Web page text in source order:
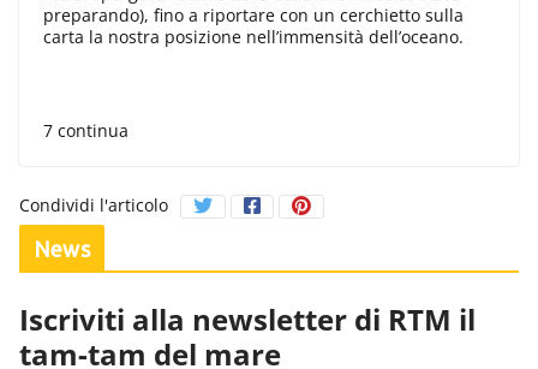
preparando), fino a ri­portare con un cerchietto sulla
carta la nostra posizione nell’immensità del­l’oceano.
7 continua
Condividi l'articolo
News
Iscriviti alla newsletter di RTM il
tam-tam del mare